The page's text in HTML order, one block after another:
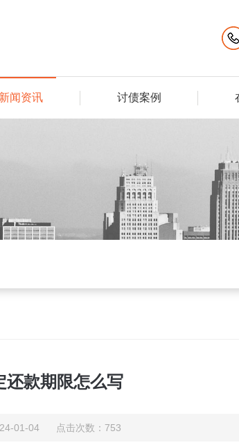
新闻资讯 讨债案例
还款期限怎么写
01-04 点击次数：753